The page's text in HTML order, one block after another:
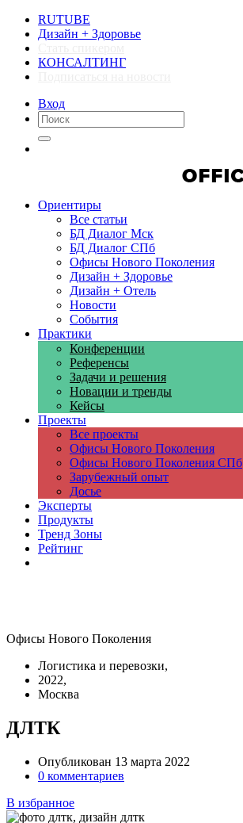
RUTUBE
Дизайн + Здоровье
КОНСАЛТИНГ
Вход
Ориентиры
Все статьи
БД Диалог Мск
БД Диалог СПб
Офисы Нового Поколения
Дизайн + Здоровье
Дизайн + Отель
Новости
События
Практики
Конференции
Референсы
Задачи и решения
Новации и тренды
Кейсы
Проекты
Все проекты
Офисы Нового Поколения
Офисы Нового Поколения СПб
Зарубежный опыт
Досье
Эксперты
Продукты
Тренд Зоны
Рейтинг
Офисы Нового Поколения
Логистика и перевозки,
2022,
Москва
ДЛТК
Опубликован 13 марта 2022
0 комментариев
В избранное